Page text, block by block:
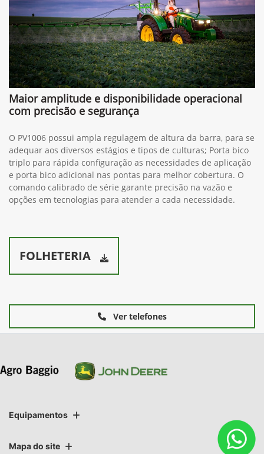
Maior amplitude e disponibilidade operacional
com precisão e segurança
O PV1006 possui ampla regulagem de altura da barra, para se
adequar aos diversos estágios e tipos de culturas; Porta bico
triplo para rápida configuração as necessidades de aplicação
e porta bico adicional nas pontas para melhor cobertura. O
comando calibrado de série garante precisão na vazão e
opções em tecnologias para atender a cada necessidade.
FOLHETERIA
Ver telefones
Equipamentos
Mapa do site